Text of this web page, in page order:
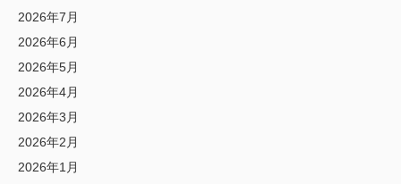
2026年7月
2026年6月
2026年5月
2026年4月
2026年3月
2026年2月
2026年1月